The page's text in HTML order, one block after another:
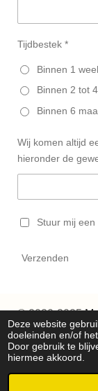
Deze website
doeleinden en/of
Door gebruik te
hiermee akkoord.
Tijdbestek *
Binnen 1
Binnen 2 tot
Binnen 6
Wij komen altijd
hieronder de
Stuur mij een
Verzenden
© 2020-2025
Powered by